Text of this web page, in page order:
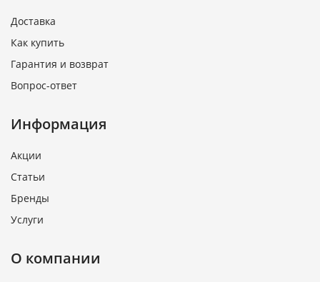
Доставка
Как купить
Гарантия и возврат
Вопрос-ответ
Информация
Акции
Статьи
Бренды
Услуги
О компании